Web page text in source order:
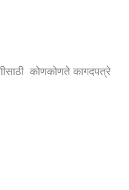
कोणकोणते कागदपत्रे